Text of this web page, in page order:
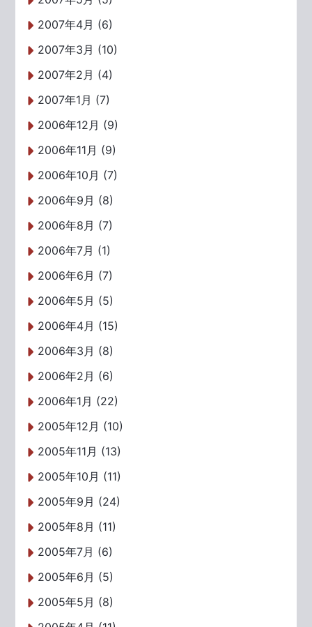
2007年4月 (6)
2007年3月 (10)
2007年2月 (4)
2007年1月 (7)
2006年12月 (9)
2006年11月 (9)
2006年10月 (7)
2006年9月 (8)
2006年8月 (7)
2006年7月 (1)
2006年6月 (7)
2006年5月 (5)
2006年4月 (15)
2006年3月 (8)
2006年2月 (6)
2006年1月 (22)
2005年12月 (10)
2005年11月 (13)
2005年10月 (11)
2005年9月 (24)
2005年8月 (11)
2005年7月 (6)
2005年6月 (5)
2005年5月 (8)